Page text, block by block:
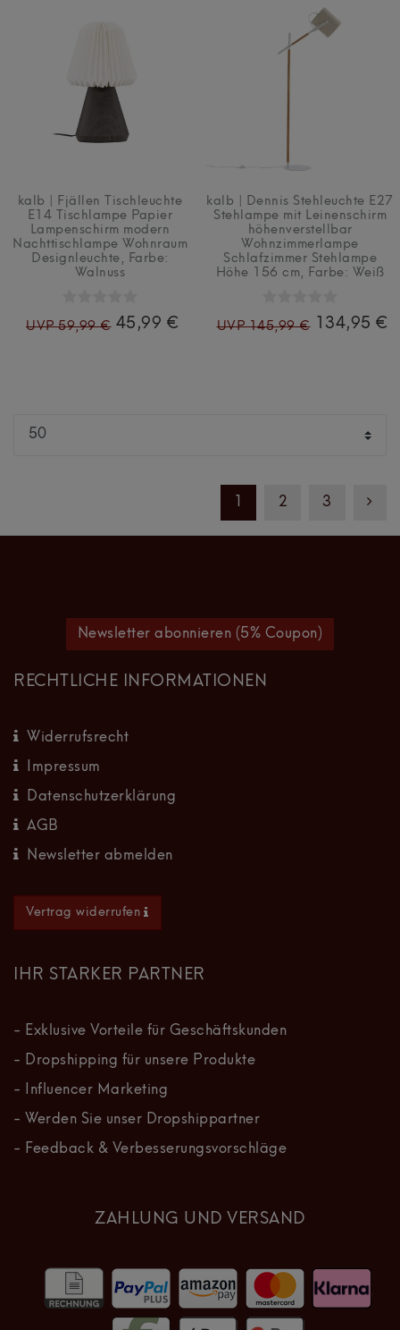
kalb | Fjällen Tischleuchte
E14 Tischlampe Papier
Lampenschirm modern
Nachttischlampe Wohnraum
Designleuchte , Farbe:
Walnuss
UVP 59,99 € 45,99 €
kalb | Dennis Stehleuchte E27
Stehlampe mit Leinenschirm
höhenverstellbar
Wohnzimmerlampe
Schlafzimmer Stehlampe
Höhe 156 cm , Farbe: Weiß
UVP 145,99 € 134,95 €
2 3
Newsletter abonnieren (5% Coupon)
RECHTLICHE INFORMATIONEN
Widerrufsrecht
Impressum
Datenschutzerklärung
AGB
Newsletter abmelden
Vertrag widerrufen
IHR STARKER PARTNER
- Exklusive Vorteile für Geschäftskunden
- Dropshipping für unsere Produkte
- Influencer Marketing
- Werden Sie unser Dropshippartner
- Feedback & Verbesserungsvorschläge
ZAHLUNG UND VERSAND